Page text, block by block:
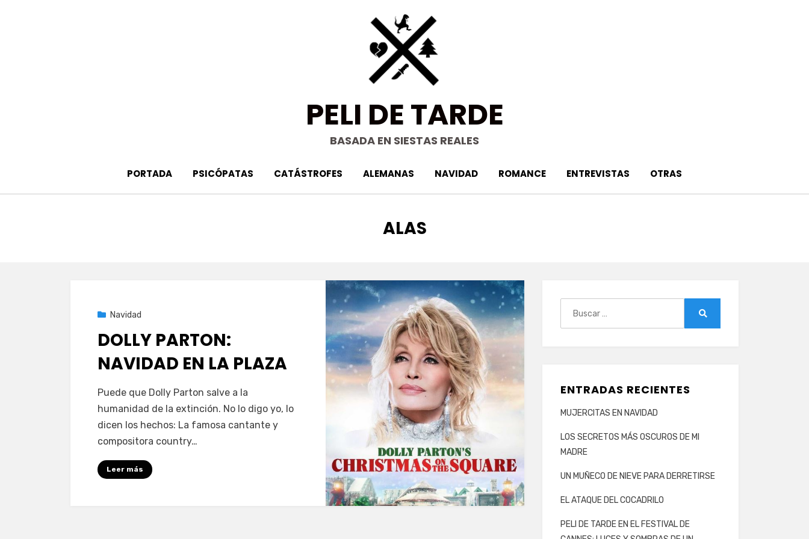
PELI DE TARDE
BASADA EN SIESTAS REALES
PORTADA PSICÓPATAS CATÁSTROFES ALEMANAS NAVIDAD ROMANCE ENTREVISTAS OTRAS
ETIQUETA
:
ALAS
Publicada
26 de noviembre de 2020
Navidad
DOLLY PARTON:
NAVIDAD EN LA PLAZA
porPeliDeTarde
2 comentariosen
DOLLY
Puede que Dolly Parton salve a la
humanidad de la extinción. No lo digo yo, lo
dicen los hechos: La famosa cantante y
compositora country…
Leer más
ENTRADAS RECIENTES
MUJERCITAS EN NAVIDAD
LOS SECRETOS MÁS OSCUROS DE MI
MADRE
UN MUÑECO DE NIEVE PARA DERRETIRSE
EL ATAQUE DEL COCADRILO
PELI DE TARDE EN EL FESTIVAL DE